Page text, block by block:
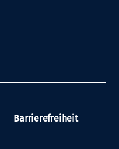
Barrierefreiheit